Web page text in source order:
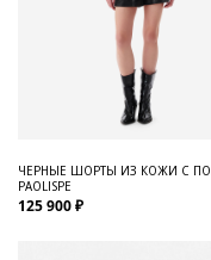
ЧЕРНЫЕ ШОРТЫ ИЗ КОЖИ С
PAOLISPE
125 900 ₽